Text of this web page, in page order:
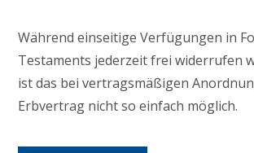
Während einseitige Verfügungen in
Testaments jederzeit frei widerrufen
ist das bei vertragsmäßigen
Erbvertrag nicht so einfach möglich.